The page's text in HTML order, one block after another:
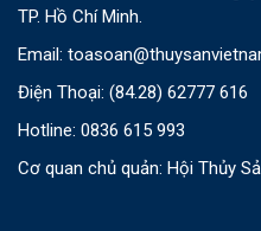
TP. Hồ Chí Minh.
Email:
Điện Thoại: (84.28) 62777 616
Hotline: 0836 615 993
Cơ quan chủ quản: Hội Thủy